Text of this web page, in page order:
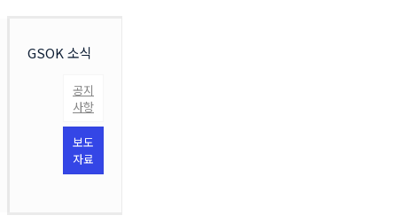
GSOK 소식
공지
사항
보도
자료